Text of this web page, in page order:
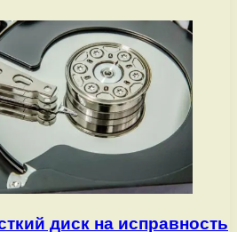
диск на исправность